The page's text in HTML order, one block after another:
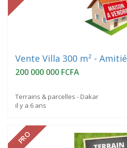
Vente Villa 300 m² - Amitié
200 000 000 FCFA
Terrains & parcelles - Dakar
il y a 6 ans
PRO